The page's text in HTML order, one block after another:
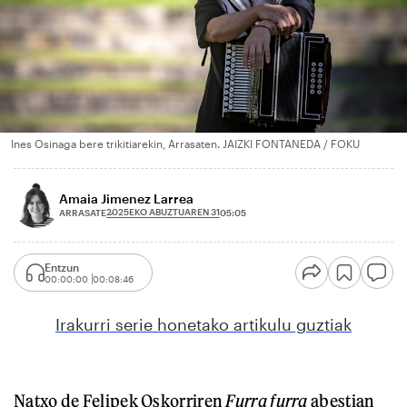
Ines Osinaga bere trikitiarekin, Arrasaten. JAIZKI FONTANEDA / FOKU
Amaia Jimenez Larrea
ARRASATE2025EKO ABUZTUAREN 3105:05
Entzun
00:00:00 00:08:46
Irakurri serie honetako artikulu guztiak
Natxo de Felipek Oskorriren Furra furraabestian